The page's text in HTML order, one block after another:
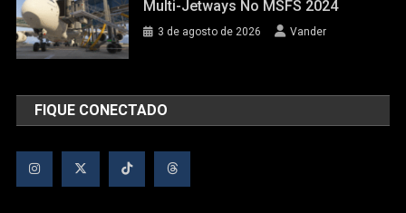
Multi-Jetways No MSFS 2024
3 de agosto de 2026 Vander
FIQUE CONECTADO